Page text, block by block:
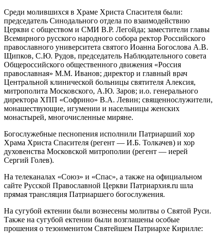
Среди молившихся в Храме Христа Спасителя были:
председатель Синодального отдела по взаимодействию
Церкви с обществом и СМИ В.Р. Легойда; заместители главы
Всемирного русского народного собора ректор Российского
православного университета святого Иоанна Богослова А.В.
Щипков, С.Ю. Рудов, председатель Наблюдательного совета
Общероссийского общественного движения «Россия
православная» М.М. Иванов; директор и главный врач
Центральной клинической больницы святителя Алексия,
митрополита Московского, А.Ю. Заров; и.о. генерального
директора ХПП «Софрино» В.А. Левин; священнослужители,
монашествующие, игумении и насельницы женских
монастырей, многочисленные миряне.
Богослужебные песнопения исполнили Патриарший хор
Храма Христа Спасителя (регент — И.Б. Толкачев) и хор
духовенства Московской митрополии (регент — иерей
Сергий Голев).
На телеканалах «Союз» и «Спас», а также на официальном
сайте Русской Православной Церкви Патриархия.ru шла
прямая трансляция Патриаршего богослужения.
На сугубой ектении были вознесены молитвы о Святой Руси.
Также на сугубой ектении были возглашены особые
прошения о тезоименитом Святейшем Патриархе Кирилле: